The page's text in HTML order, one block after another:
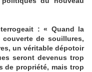
: « Quand la
de souillures,
un véritable dépotoir
seront devenus trop
de propriété, mais trop